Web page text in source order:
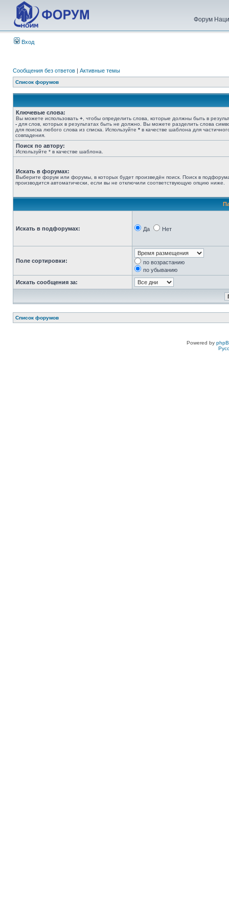
Форум
Вход
Сообщения без ответов | Активные темы
Список форумов
Ключевые слова:
Вы можете использовать + , чтобы определить слова, которые должны быть в
- для слов, которых в результатах быть не должно. Вы можете разделить слова
для поиска любого слова из списка. Используйте * в качестве шаблона для
совпадения.
Поиск по автору:
Используйте * в качестве шаблона.
Искать в форумах:
Выберите форум или форумы, в которых будет произведён поиск. Поиск в
производится автоматически, если вы не отключили соответствующую опцию ниже.
Искать в подфорумах: Да Нет
Поле сортировки:
по возрастанию
по убыванию
Искать сообщения за:
Список форумов
Powered by